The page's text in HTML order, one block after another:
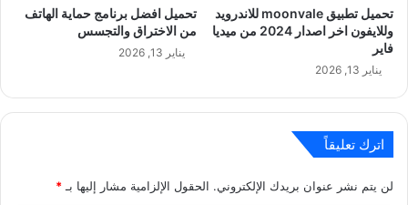
تحميل تطبيق moonvale للاندرويد
وللايفون اخر اصدار 2024 من ميديا
فاير
يناير 13, 2026
تحميل افضل برنامج حماية الهاتف
من الاختراق والتجسس
يناير 13, 2026
اترك تعليقاً
لن يتم نشر عنوان بريدك الإلكتروني. الحقول الإلزامية مشار إليها بـ *